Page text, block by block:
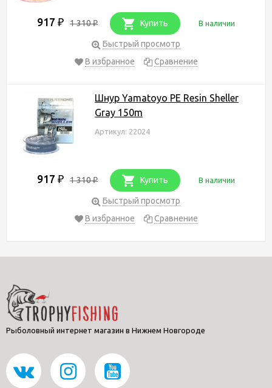
917 ₽ 1 310₽ Купить В наличии
Быстрый просмотр
В избранное
Сравнение
Шнур Yamatoyo PE Resin Sheller
Gray 150m
Артикул: 22024
917 ₽ 1 310₽ Купить В наличии
Быстрый просмотр
В избранное
Сравнение
Рыболовный интернет магазин в Нижнем Новгороде